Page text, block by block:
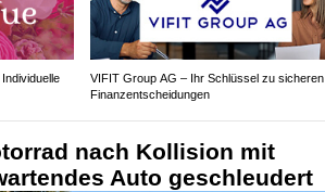
VIFIT Group AG – Ihr Schlüssel zu sicheren
Finanzentscheidungen
nach Kollision mit
Auto geschleudert